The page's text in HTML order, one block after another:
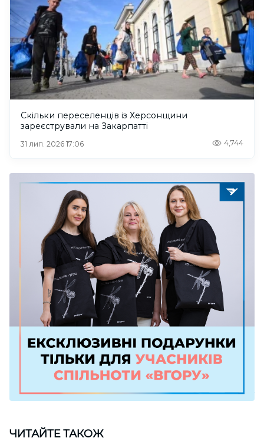
Скільки переселенців із Херсонщини
зареєстрували на Закарпатті
31 лип. 2026 17:06 4,744
ЧИТАЙТЕ ТАКОЖ